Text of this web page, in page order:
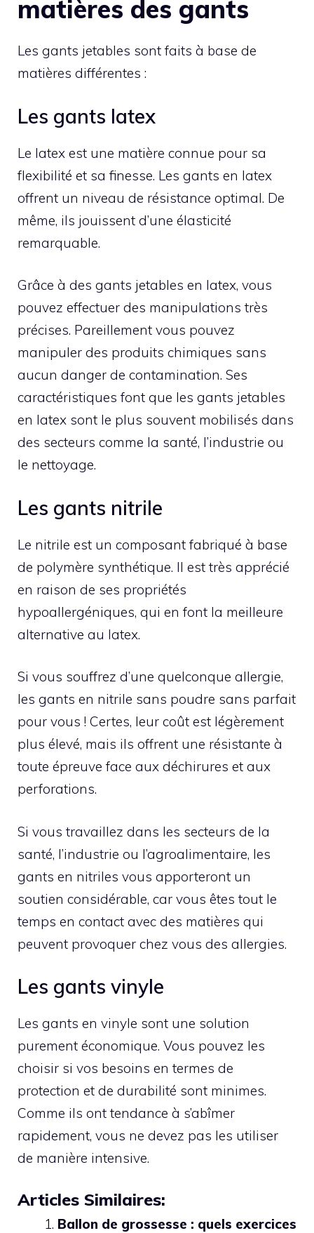
matières des gants
Les gants jetables sont faits à base de
matières différentes :
Les gants latex
Le latex est une matière connue pour sa
flexibilité et sa finesse. Les gants en latex
offrent un niveau de résistance optimal. De
même, ils jouissent d’une élasticité
remarquable.
Grâce à des gants jetables en latex, vous
pouvez effectuer des manipulations très
précises. Pareillement vous pouvez
manipuler des produits chimiques sans
aucun danger de contamination. Ses
caractéristiques font que les gants jetables
en latex sont le plus souvent mobilisés dans
des secteurs comme la santé, l’industrie ou
le nettoyage.
Les gants nitrile
Le nitrile est un composant fabriqué à base
de polymère synthétique. Il est très apprécié
en raison de ses propriétés
hypoallergéniques, qui en font la meilleure
alternative au latex.
Si vous souffrez d’une quelconque allergie,
les gants en nitrile sans poudre sans parfait
pour vous ! Certes, leur coût est légèrement
plus élevé, mais ils offrent une résistante à
toute épreuve face aux déchirures et aux
perforations.
Si vous travaillez dans les secteurs de la
santé, l’industrie ou l’agroalimentaire, les
gants en nitriles vous apporteront un
soutien considérable, car vous êtes tout le
temps en contact avec des matières qui
peuvent provoquer chez vous des allergies.
Les gants vinyle
Les gants en vinyle sont une solution
purement économique. Vous pouvez les
choisir si vos besoins en termes de
protection et de durabilité sont minimes.
Comme ils ont tendance à s’abîmer
rapidement, vous ne devez pas les utiliser
de manière intensive.
Articles Similaires:
Ballon de grossesse : quels exercices